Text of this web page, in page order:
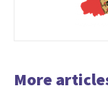
More